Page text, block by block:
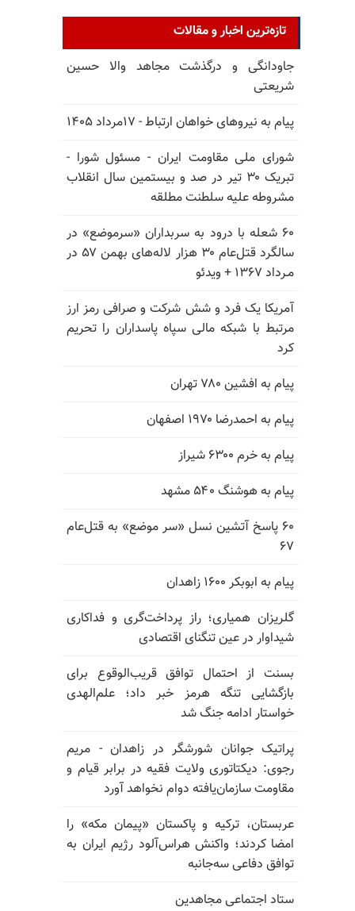
تازه‌ترین اخبار و مقالات
جاودانگی و درگذشت مجاهد والا حسین
شریعتی
پیام به نیروهای خواهان ارتباط - ۱۷مرداد ۱۴۰۵
شورای ملی مقاومت ایران - مسئول شورا -
تبریک ۳۰ تیر در صد و بیستمین سال انقلاب
مشروطه علیه سلطنت مطلقه
۶۰ شعله با درود به سربداران «سرموضع» در
سالگرد قتل‌عام ۳۰ هزار لاله‌های بهمن ۵۷ در
مـرداد ۱۳۶۷ + ویدئو
آمریکا یک فرد و شش شرکت و صرافی رمز ارز
مرتبط با شبکه مالی سپاه پاسداران را تحریم
کرد
پیام به افشین ۷۸۰ تهران
پیام به احمدرضا ۱۹۷۰ اصفهان
پیام به خرم ۶۳۰۰ شیراز
پیام به هوشنگ ۵۴۰ مشهد
۶۰ پاسخ آتشین نسل «سر موضع» به قتل‌عام
۶۷
پیام به ابوبکر ۱۶۰۰ زاهدان
گلریزان همیاری؛ راز پرداخت‌گری و فداکاری
شیداوار در عین تنگنای اقتصادی
بسنت از احتمال توافق قریب‌الوقوع برای
بازگشایی تنگه هرمز خبر داد؛ علم‌الهدی
خواستار ادامه جنگ شد
پراتیک جوانان شورشگر در زاهدان - مریم
رجوی: دیکتاتوری ولایت فقیه در برابر قیام و
مقاومت سازمان‌یافته دوام نخواهد آورد
عربستان، ترکیه و پاکستان «پیمان مکه» را
امضا کردند؛ واکنش هراس‌آلود رژیم ایران به
توافق دفاعی سه‌جانبه
ستاد اجتماعی مجاهدین